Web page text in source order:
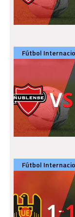
Fútbol
Fútbol